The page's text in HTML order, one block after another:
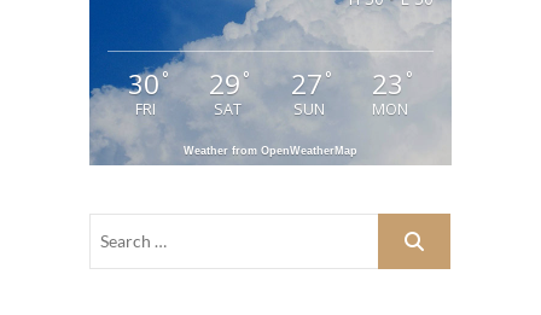
30 °
FRI
29 °
SAT
27°
SUN
23 °
MON
Weather from OpenWeatherMap